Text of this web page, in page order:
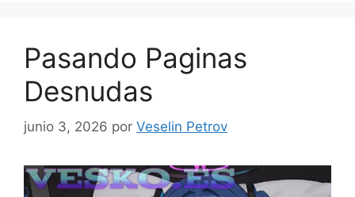
Pasando Paginas
Desnudas
junio 3, 2026 por Veselin Petrov